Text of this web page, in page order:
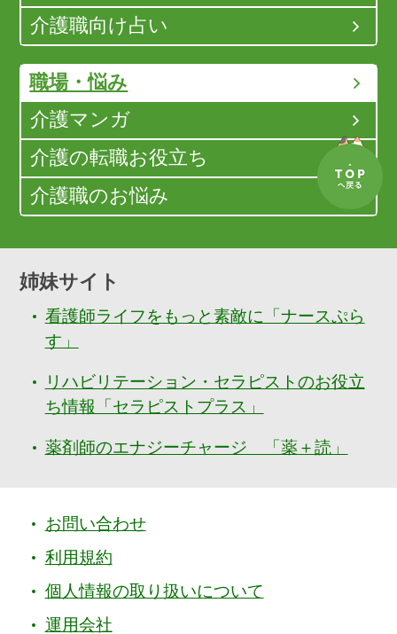
介護職向け占い
職場・悩み
介護マンガ
介護の転職お役立ち
介護職のお悩み
姉妹サイト
看護師ライフをもっと素敵に「ナースぷら
す」
リハビリテーション・セラピストのお役立
ち情報「セラピストプラス」
薬剤師のエナジーチャージ 「薬＋読」
お問い合わせ
利用規約
個人情報の取り扱いについて
運用会社